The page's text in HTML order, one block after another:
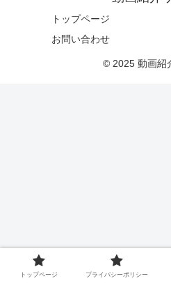
トップページ
お問い合わせ
© 2025 動画紹
トップページ プライバシーポリシー